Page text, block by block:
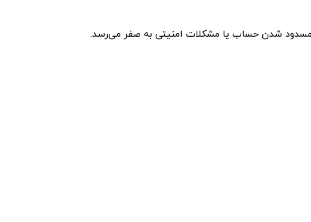
مسدود شدن حساب یا مشکلات امنیتی به صفر می‌رسد.